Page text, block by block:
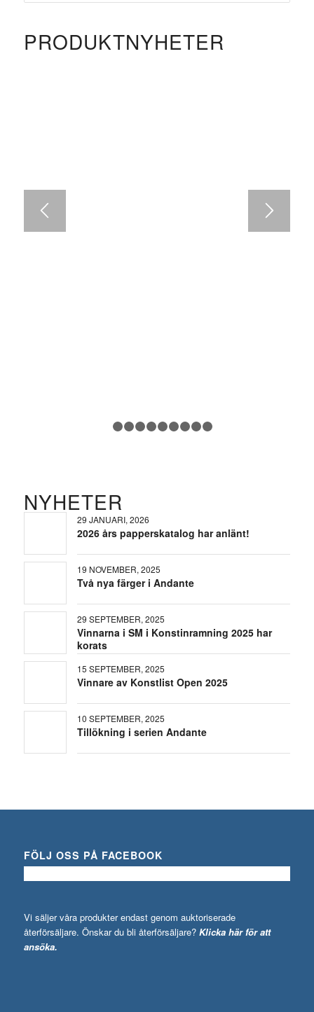
PRODUKTNYHETER
1 2 3 4
NYHETER
29 JANUARI, 2026
2026 års papperskatalog har anlänt!
19 NOVEMBER, 2025
Två nya färger i Andante
29 SEPTEMBER, 2025
Vinnarna i SM i Konstinramning 2025 har
korats
15 SEPTEMBER, 2025
Vinnare av Konstlist Open 2025
10 SEPTEMBER, 2025
Tillökning i serien Andante
FÖLJ OSS PÅ FACEBOOK
Vi säljer våra produkter endast genom auktoriserade
återförsäljare. Önskar du bli återförsäljare? Klicka här för att
ansöka.